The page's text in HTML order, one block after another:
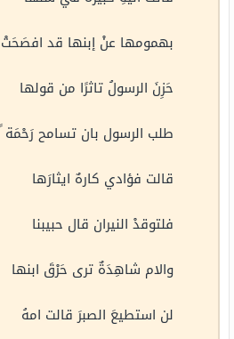
بهمومها عنْ إبنها قد افصَحَتْ
حَزِنَ الرسولُ تاثرًا من قولها
طلب الرسول بان تسامح رَحْمَة ً
قالت فؤادي كارهٌ ايثارَها
فلتوقدْ النيران قال حبيبنا
والام شاهِدَةٌ ترى حَرْقَ ابنها
لن استطيعَ الصبرَ قالت امهُ